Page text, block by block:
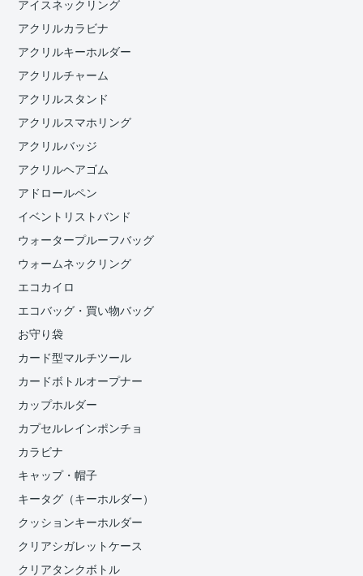
アイスネックリング
アクリルカラビナ
アクリルキーホルダー
アクリルチャーム
アクリルスタンド
アクリルスマホリング
アクリルバッジ
アクリルヘアゴム
アドロールペン
イベントリストバンド
ウォータープルーフバッグ
ウォームネックリング
エコカイロ
エコバッグ・買い物バッグ
お守り袋
カード型マルチツール
カードボトルオープナー
カップホルダー
カプセルレインポンチョ
カラビナ
キャップ・帽子
キータグ（キーホルダー）
クッションキーホルダー
クリアシガレットケース
クリアタンクボトル